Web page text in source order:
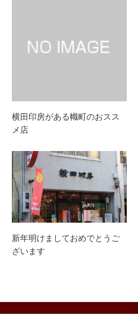
横田印房がある幟町のおスス
メ店
新年明けましておめでとうご
ざいます